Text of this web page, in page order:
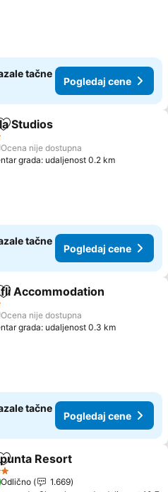
tačne
Pogledaj cene
Dodati u favorite
Studios
Ocena nije dostupna
grada: udaljenost 0.2 km
tačne
Pogledaj cene
Dodati u favorite
Accommodation
Ocena nije dostupna
grada: udaljenost 0.3 km
tačne
Pogledaj cene
Dodati u favorite
Resort
Odlično
1.669